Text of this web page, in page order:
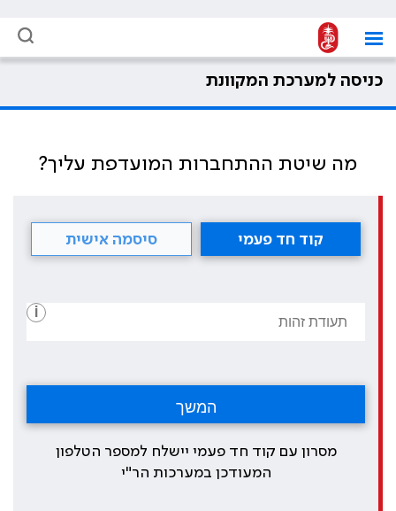
כניסה למערכת המקוונת
מה שיטת ההתחברות המועדפת עליך?
קוד חד פעמי סיסמה אישית
i
מסרון עם קוד חד פעמי יישלח למספר הטלפון
המעודכן במערכות הר"י